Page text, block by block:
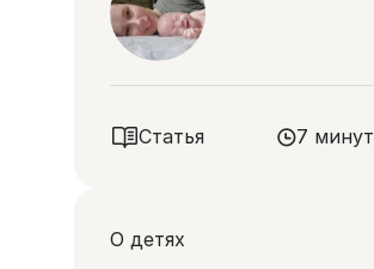
Статья 7 минут
О детях